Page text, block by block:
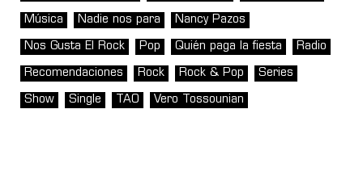
Música Nadie nos para Nancy Pazos
Nos Gusta El Rock Pop Quién paga la fiesta Radio
Recomendaciones Rock Rock & Pop Series
Show Single TAO Vero Tossounian